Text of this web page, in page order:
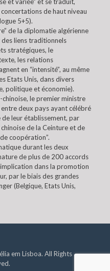
de haut niveau
5+5).
de la diplomatie algérienne
des liens traditionnels
stratégiques, le
les relations
en “intensité”, au même
Etats Unis, dans divers
politique et économie).
le premier ministre
entre deux pays ayant célébré
leur établissement, par
chinoise de la Ceinture et de
coopération”.
durant les deux
de plus de 200 accords
dans la promotion
par le biais des grandes
(Belgique, Etats Unis,
em Lisboa. All Rights